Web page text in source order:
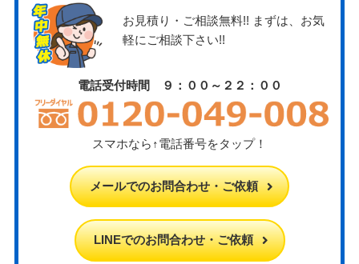
お見積り・ご相談無料!! まずは、お気
軽にご相談下さい!!
電話受付時間 ９：００～２２：００
スマホなら↑電話番号をタップ！
メールでのお問合わせ・ご依頼
LINEでのお問合わせ・ご依頼